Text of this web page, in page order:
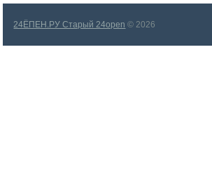
24ЁПЕН.РУ Старый 24open © 2026